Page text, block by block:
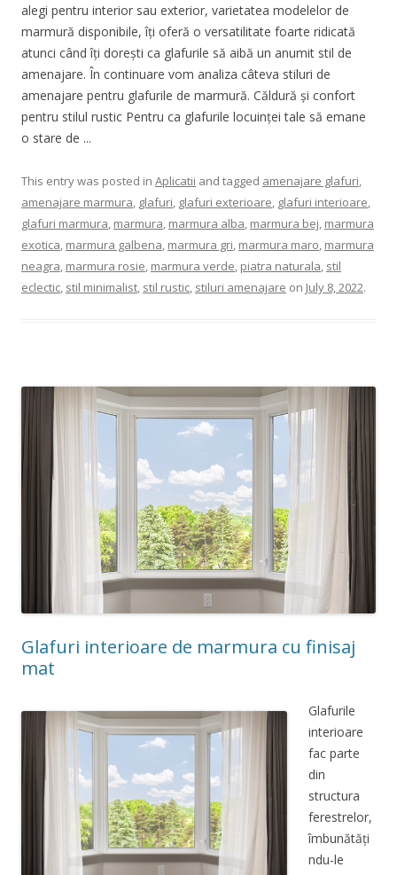
alegi pentru interior sau exterior, varietatea modelelor de
marmură disponibile, îți oferă o versatilitate foarte ridicată
atunci când îți dorești ca glafurile să aibă un anumit stil de
amenajare. În continuare vom analiza câteva stiluri de
amenajare pentru glafurile de marmură. Căldură și confort
pentru stilul rustic Pentru ca glafurile locuinței tale să emane
o stare de ...
This entry was posted in Aplicatii and tagged amenajare glafuri,
amenajare marmura, glafuri, glafuri exterioare, glafuri interioare,
glafuri marmura, marmura, marmura alba, marmura bej, marmura
exotica, marmura galbena, marmura gri, marmura maro, marmura
neagra, marmura rosie, marmura verde, piatra naturala, stil
eclectic, stil minimalist, stil rustic, stiluri amenajare on July 8, 2022.
Glafuri interioare de marmura cu finisaj
mat
Glafurile
interioare
fac parte
din
structura
ferestrelor,
îmbunătăți
ndu-le